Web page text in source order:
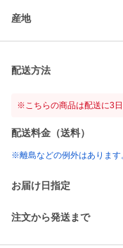
産地
配送方法
※こちらの商品は配送に3
配送料金（送料）
※離島などの例外はあります
お届け日指定
注文から発送まで